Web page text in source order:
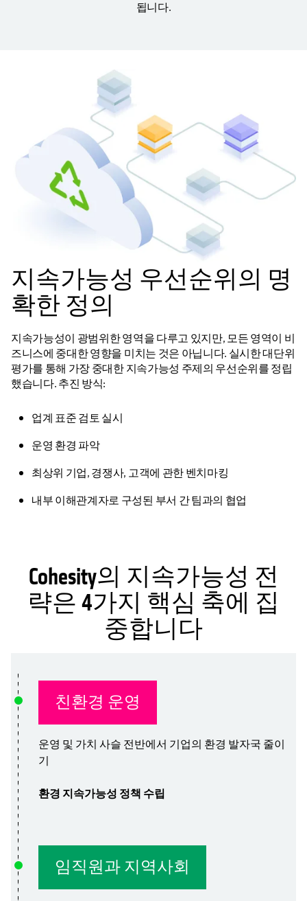
됩니다.
지속가능성 우선순위의 명
확한 정의
지속가능성이 광범위한 영역을 다루고 있지만, 모든 영역이 비
즈니스에 중대한 영향을 미치는 것은 아닙니다. 실시한 대단위
평가를 통해 가장 중대한 지속가능성 주제의 우선순위를 정립
했습니다. 추진 방식:
업계 표준 검토 실시
운영 환경 파악
최상위 기업, 경쟁사, 고객에 관한 벤치마킹
내부 이해관계자로 구성된 부서 간 팀과의 협업
Cohesity의 지속가능성 전
략은 4가지 핵심 축에 집
중합니다
친환경 운영
운영 및 가치 사슬 전반에서 기업의 환경 발자국 줄이
기
환경 지속가능성 정책 수립
임직원과 지역사회